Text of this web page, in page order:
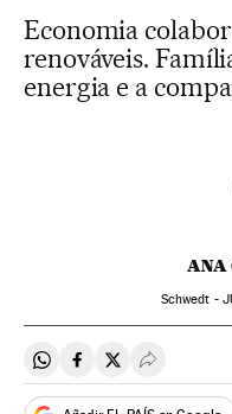
Economia
renováveis.
energia e a
ANA
Schwedt -
Compartir en Whatsapp
Compartir en
Compartir en
Desplegar